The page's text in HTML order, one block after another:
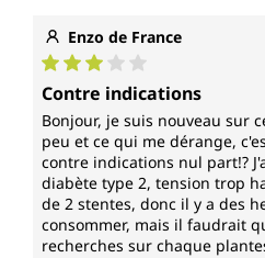
Enzo de France
Note moyenne de 3 sur 5
Contre indications
Bonjour, je suis nouveau sur
peu et ce qui me dérange,
contre indications nul part!?
diabète type 2, tension trop
de 2 stentes, donc il y a des
consommer, mais il faudrait
recherches sur chaque